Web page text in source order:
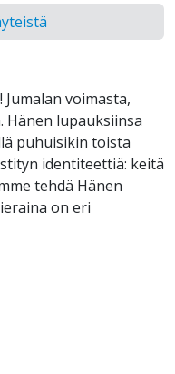
Jumalan voimasta,
Hänen lupauksiinsa
puhuisikin toista
identiteettiä: keitä
tehdä Hänen
on eri